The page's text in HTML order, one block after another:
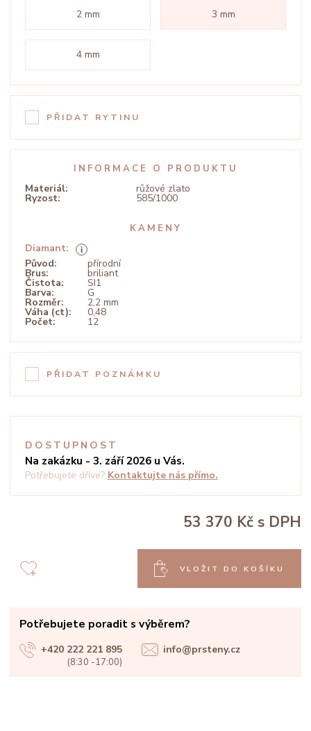
2 mm 3 mm
4 mm
PŘIDAT RYTINU
INFORMACE O PRODUKTU
Materiál: růžové zlato
Ryzost: 585/1000
KAMENY
Diamant:
Původ:
přírodní
Brus: briliant
Čistota: SI1
Barva: G
Rozměr: 2,2 mm
Váha (ct): 0,48
Počet: 12
PŘIDAT POZNÁMKU
DOSTUPNOST
Na zakázku - 3. září 2026 u Vás.
Potřebujete dříve? Kontaktujte nás přímo.
53 370 Kč s DPH
VLOŽIT DO KOŠÍKU
Potřebujete poradit s výběrem?
+420 222 221 895
(8:30 -17:00)
info@prsteny.cz